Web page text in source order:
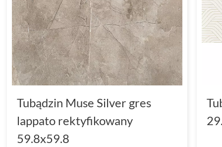
Tubądzin Muse Silver gres
lappato rektyfikowany
59.8x59.8